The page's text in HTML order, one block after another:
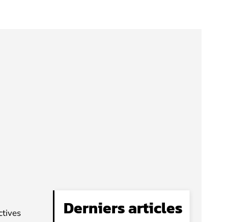
Derniers articles